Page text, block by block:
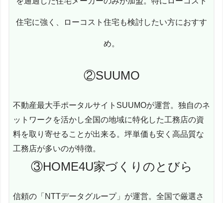
住宅に強く、ローコスト住宅も検討したい方におすす
め。
②SUUMO
不動産最大手ポータルサイトSUUMOが運営。独自のネ
ットワークを活かし全国の地域に特化した工務店の資
料を取り寄せることが出来る。坪単価も安く高品質な
工務店が多いのが特徴。
③HOME4U家づくりのとびら
信頼の「NTTデータグループ」が運営。全国で厳選さ